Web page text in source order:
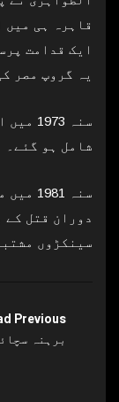
قاہرہ ہی میں
ایک قدامت
یہ گروپ مصر
سنہ
شامل ہو گئے۔
سنہ
دوران قتل کے
سینکڑوں
Previous
برہنہ